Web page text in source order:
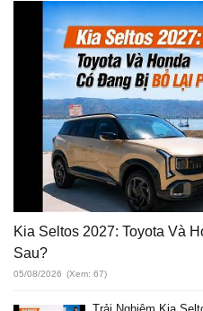
Kia Seltos 2027: Toyota Và
Sau?
05/08/2026 (Xem: 67)